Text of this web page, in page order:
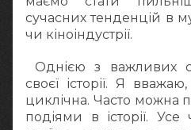
сучасних тенденцій в
чи кіноіндустрії.
Однією з важливих
своєї історії. Я
циклічна. Часто можна
подіями в історії.